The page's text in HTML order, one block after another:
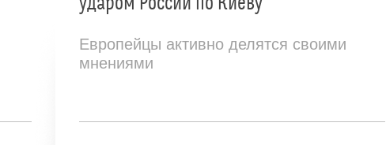
Европейцы активно делятся своими
мнениями